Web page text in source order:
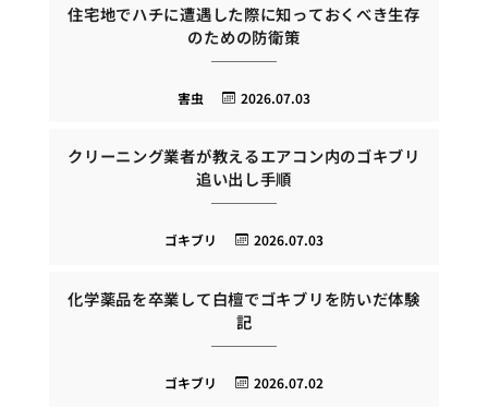
住宅地でハチに遭遇した際に知っておくべき生存
のための防衛策
2026.07.03
害虫
クリーニング業者が教えるエアコン内のゴキブリ
追い出し手順
2026.07.03
ゴキブリ
化学薬品を卒業して白檀でゴキブリを防いだ体験
記
2026.07.02
ゴキブリ